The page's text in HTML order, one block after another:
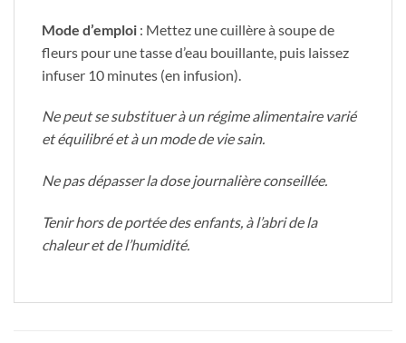
Mode d’emploi : Mettez une cuillère à soupe de
fleurs pour une tasse d’eau bouillante, puis laissez
infuser 10 minutes (en infusion).
Ne peut se substituer à un régime alimentaire varié
et équilibré et à un mode de vie sain.
Ne pas dépasser la dose journalière conseillée.
Tenir hors de portée des enfants, à l’abri de la
chaleur et de l’humidité.